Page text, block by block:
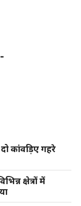
कांवड़िए गहरे
क्षेत्रों में